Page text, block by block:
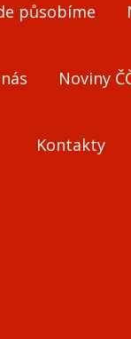
působíme
Noviny
Kontakty